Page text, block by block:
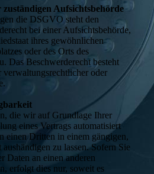
Aufsichtsbehörde
die DSGVO steht den
bei einer Aufsichtsbehörde,
ihres gewöhnlichen
oder des Orts des
Das Beschwerderecht besteht
verwaltungsrechtlicher oder
die wir auf Grundlage Ihrer
eines Vertrags automatisiert
einen Dritten in einem gängigen,
zu lassen. Sofern Sie
Daten an einen anderen
erfolgt dies nur, soweit es